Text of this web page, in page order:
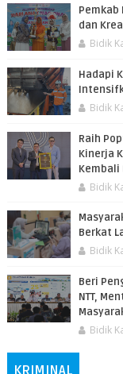
Pemkab
dan
Bidik
​Hadapi
Bidik
Raih
Kinerja
Kembali
Bidik
Berkat
Bidik
Beri
NTT,
Bidik
KRIMINAL